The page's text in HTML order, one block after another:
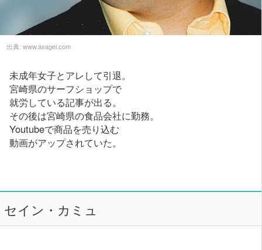
出典: www.asagei.com
未成年女子とアレして引退。
宮崎県のサーフショップで
就労している記事が出る。
その後は宮崎県の食品会社に勤務。
Youtubeで商品を売り込む
動画がアップされていた。
セイン・カミュ